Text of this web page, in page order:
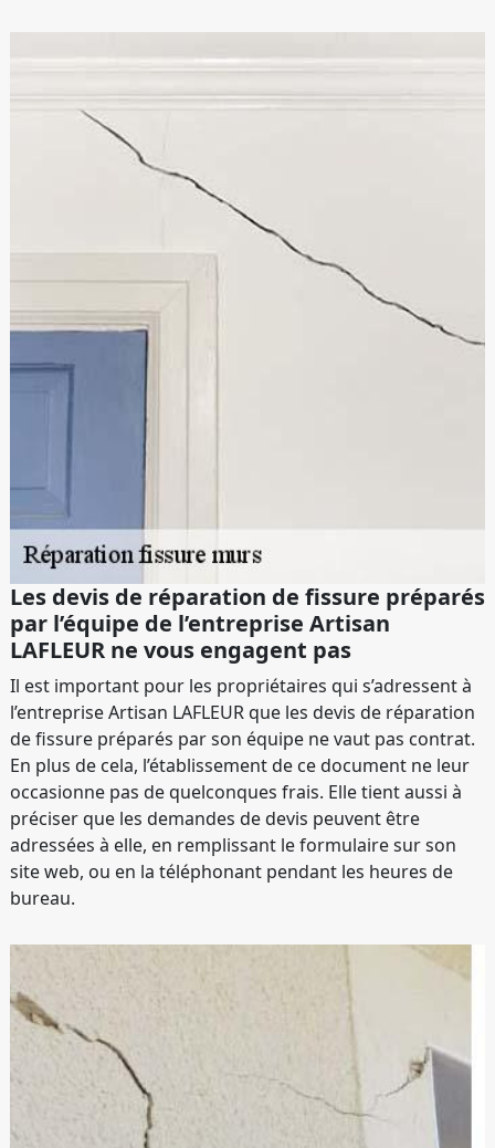
Les devis de réparation de fissure préparés
par l’équipe de l’entreprise Artisan
LAFLEUR ne vous engagent pas
Il est important pour les propriétaires qui s’adressent à
l’entreprise Artisan LAFLEUR que les devis de réparation
de fissure préparés par son équipe ne vaut pas contrat.
En plus de cela, l’établissement de ce document ne leur
occasionne pas de quelconques frais. Elle tient aussi à
préciser que les demandes de devis peuvent être
adressées à elle, en remplissant le formulaire sur son
site web, ou en la téléphonant pendant les heures de
bureau.